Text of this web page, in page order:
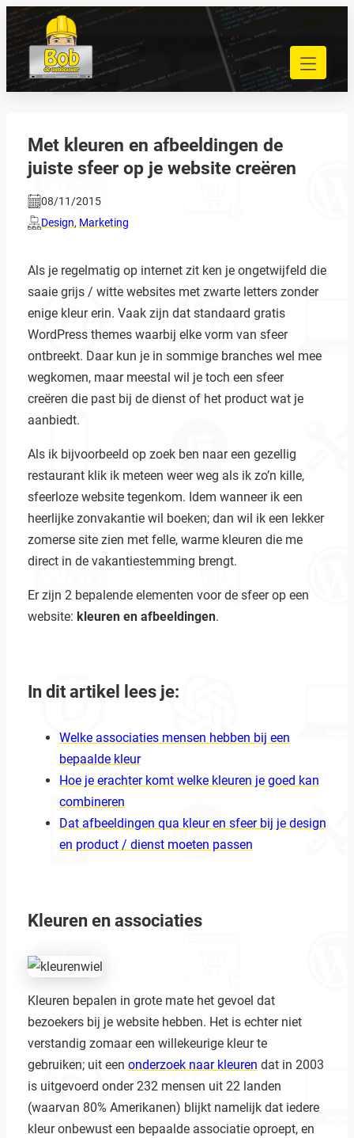
Ga
naar
de
inhoud
040 848 80 69
bob@bobdewebbouwer.com
Home
Strippenkaarten
Onderhoud en hosting
Contact
Zoeken
Met kleuren en afbeeldingen de
juiste sfeer op je website creëren
08/11/2015
Design, Marketing
Als je regelmatig op internet zit ken je ongetwijfeld die
saaie grijs / witte websites met zwarte letters zonder
enige kleur erin. Vaak zijn dat standaard gratis
WordPress themes waarbij elke vorm van sfeer
ontbreekt. Daar kun je in sommige branches wel mee
wegkomen, maar meestal wil je toch een sfeer
creëren die past bij de dienst of het product wat je
aanbiedt.
Als ik bijvoorbeeld op zoek ben naar een gezellig
restaurant klik ik meteen weer weg als ik zo’n kille,
sfeerloze website tegenkom. Idem wanneer ik een
heerlijke zonvakantie wil boeken; dan wil ik een lekker
zomerse site zien met felle, warme kleuren die me
direct in de vakantiestemming brengt.
Er zijn 2 bepalende elementen voor de sfeer op een
website: kleuren en afbeeldingen.
In dit artikel lees je:
Welke associaties mensen hebben bij een
bepaalde kleur
Hoe je erachter komt welke kleuren je goed kan
combineren
Dat afbeeldingen qua kleur en sfeer bij je design
en product / dienst moeten passen
Kleuren en associaties
Kleuren bepalen in grote mate het gevoel dat
bezoekers bij je website hebben. Het is echter niet
verstandig zomaar een willekeurige kleur te
gebruiken; uit een onderzoek naar kleuren dat in 2003
is uitgevoerd onder 232 mensen uit 22 landen
(waarvan 80% Amerikanen) blijkt namelijk dat iedere
kleur onbewust een bepaalde associatie oproept, en